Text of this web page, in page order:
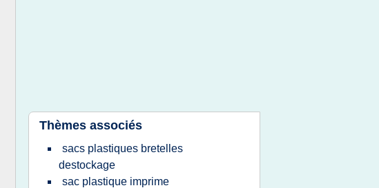
Thèmes associés
sacs plastiques bretelles
destockage
sac plastique imprime